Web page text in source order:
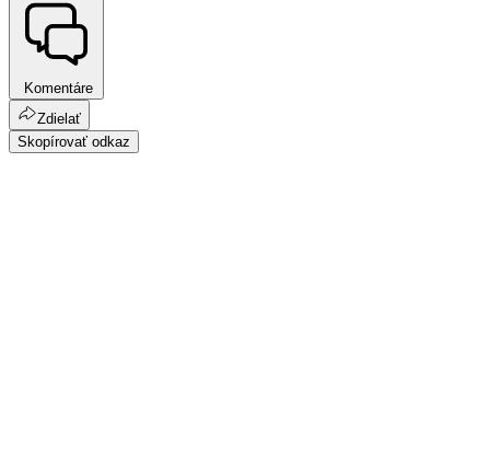
Komentáre
Zdielať
Skopírovať odkaz